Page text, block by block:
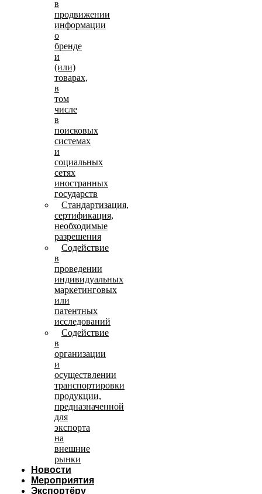
в
продвижении
информации
о
бренде
и
(или)
товарах,
в
том
числе
в
поисковых
системах
и
социальных
сетях
иностранных
государств
Стандартизация,
сертификация,
необходимые
разрешения
Содействие
в
проведении
индивидуальных
маркетинговых
или
патентных
исследований
Содействие
в
организации
и
осуществлении
транспортировки
продукции,
предназначенной
для
экспорта
на
внешние
рынки
Новости
Мероприятия
Экспортёру